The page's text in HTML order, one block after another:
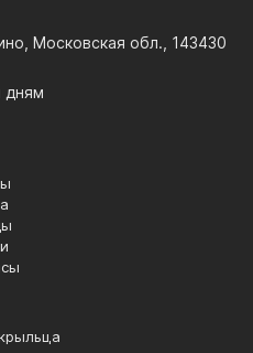
Московская обл., 143430
дням